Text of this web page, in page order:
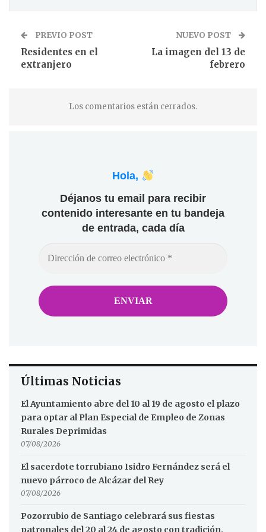
PREVIO POST
Residentes en el
extranjero
NUEVO POST
La imagen del 13 de
febrero
Los comentarios están cerrados.
Hola,
Déjanos tu email para recibir
contenido interesante en tu bandeja
de entrada, cada día
Últimas Noticias
El Ayuntamiento abre del 10 al 19 de agosto el plazo
para optar al Plan Especial de Empleo de Zonas
Rurales Deprimidas
07/08/2026
El sacerdote torrubiano Isidro Fernández será el
nuevo párroco de Alcázar del Rey
07/08/2026
Pozorrubio de Santiago celebrará sus fiestas
patronales del 20 al 24 de agosto con tradición,